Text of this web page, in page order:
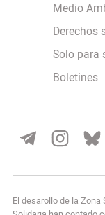
Medio
Derechos
Solo para
Boletines
El desarollo de la